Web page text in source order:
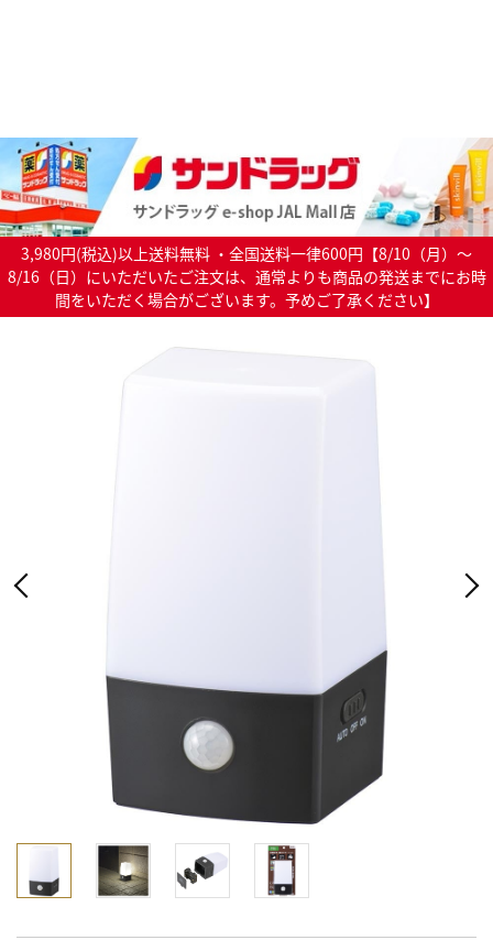
3,980円(税込)以上送料無料 ・全国送料一律600円【8/10（月）～
8/16（日）にいただいたご注文は、通常よりも商品の発送までにお時
間をいただく場合がございます。予めご了承ください】